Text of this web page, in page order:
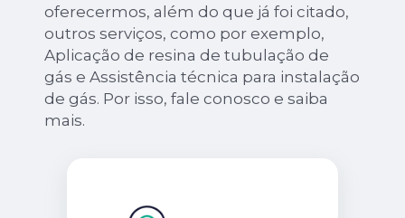
oferecermos, além do que já foi citado,
outros serviços, como por exemplo,
Aplicação de resina de tubulação de
gás e Assistência técnica para instalação
de gás. Por isso, fale conosco e saiba
mais.